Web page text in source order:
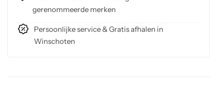
gerenommeerde merken
Persoonlijke service & Gratis afhalen in
Winschoten